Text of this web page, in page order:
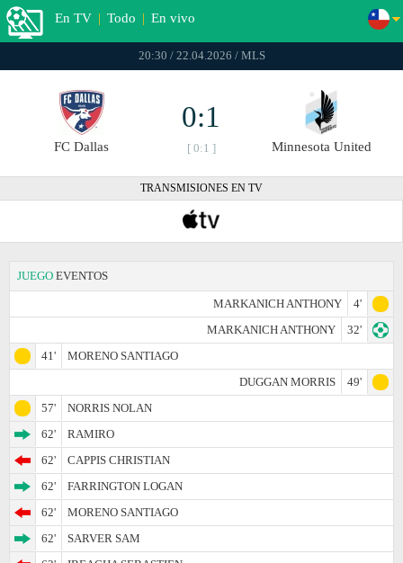
En TV | Todo | En vivo
20:30 / 22.04.2026 / MLS
FC Dallas
0:1
[ 0:1 ] Minnesota United
TRANSMISIONES EN TV
JUEGO EVENTOS
MARKANICH ANTHONY
4'
MARKANICH ANTHONY
32'
41'
MORENO SANTIAGO
DUGGAN MORRIS
49'
57'
NORRIS NOLAN
62'
RAMIRO
62'
CAPPIS CHRISTIAN
62'
FARRINGTON LOGAN
62'
MORENO SANTIAGO
62'
SARVER SAM